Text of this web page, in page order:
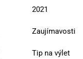
2021
Zaujímavosti
Tip na výlet